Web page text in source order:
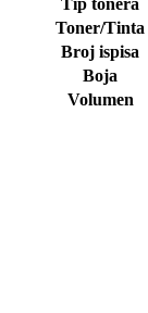
Tip tonera
Toner/Tinta
Broj ispisa
Boja
Volumen